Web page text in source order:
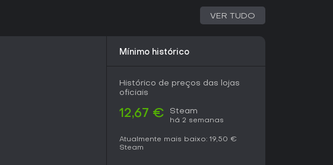
VER TUDO
Mínimo histórico
Histórico de preços das lojas
oficiais
12,67 € Steam
há 2 semanas
Atualmente mais baixo: 19,50 €
Steam